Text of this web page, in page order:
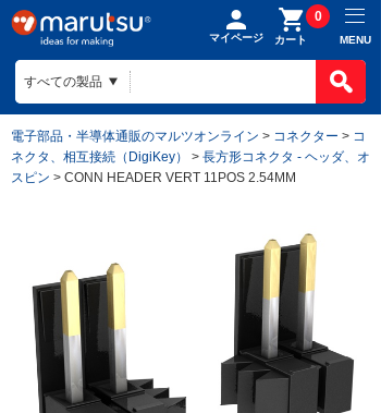
マイページ カート
0
MENU
電子部品・半導体通販のマルツオンライン > コネクター > コ
ネクタ、相互接続（DigiKey）
> 長方形コネクタ - ヘッダ、オ
スピン > CONN HEADER VERT 11POS 2.54MM